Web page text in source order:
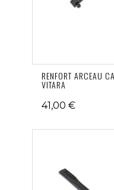
RENFORT ARCEAU
VITARA
41,00 €